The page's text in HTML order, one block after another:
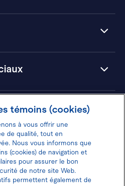
pour gagner 100$
témoins (cookies)
à vous offrir une
de qualité, tout en
Nous vous informons que
(cookies) de navigation et
pour assurer le bon
de notre site Web.
permettent également de